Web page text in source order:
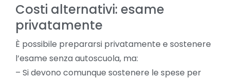
Costi alternativi: esame
privatamente
È possibile prepararsi privatamente e sostenere
l’esame senza autoscuola, ma:
– Si devono comunque sostenere le spese per